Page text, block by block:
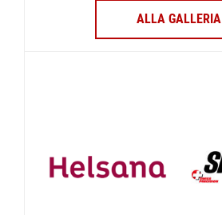
ALLA GALLERIA